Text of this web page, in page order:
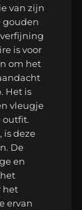
van zijn
gouden
is voor
om het
Het is
vleugje
outfit.
is deze
De
en
het
ervan